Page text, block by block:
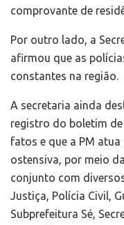
comprovante de
Por outro lado, a
afirmou que as
constantes na região.
A secretaria ainda
registro do boletim
fatos e que a PM
ostensiva, por meio
conjunto com
Justiça, Polícia Civil,
Subprefeitura Sé,